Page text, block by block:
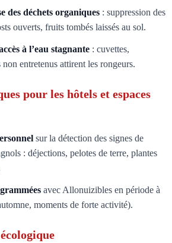
des déchets organiques : suppression des
ouverts, fruits tombés laissés au sol.
à l’eau stagnante : cuvettes,
non entretenus attirent les rongeurs.
pour les hôtels et espaces
sur la détection des signes de
: déjections, pelotes de terre, plantes
avec Allonuizibles en période à
moments de forte activité).